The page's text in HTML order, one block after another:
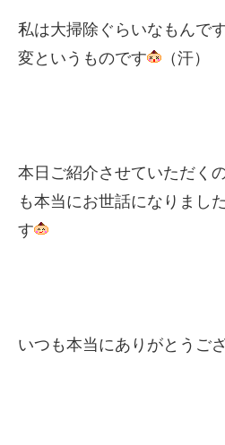
私は大掃除ぐらいなもんで
変というものです
（汗）
本日ご紹介させていただく
も本当にお世話になりまし
す
いつも本当にありがとうご